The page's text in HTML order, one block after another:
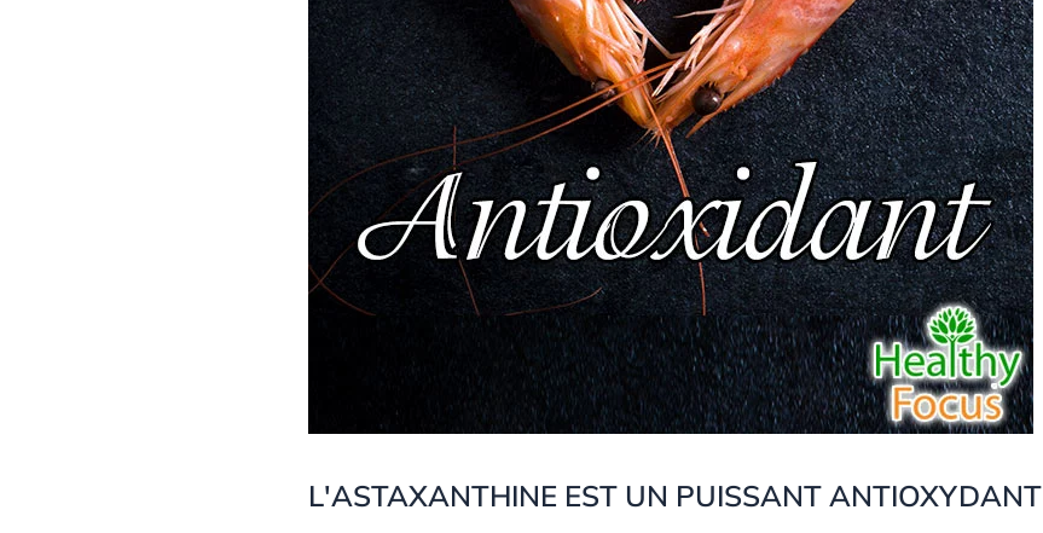
L'ASTAXANTHINE EST UN PUISSANT ANTIOXYDANT